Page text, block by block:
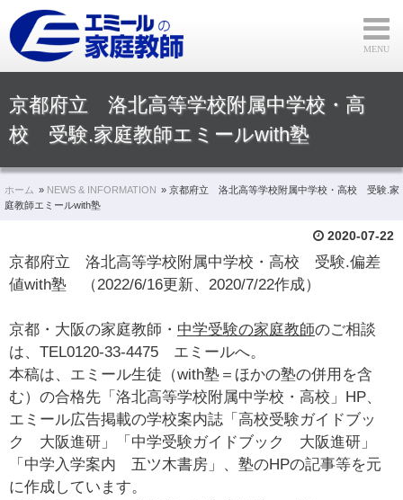
実績50年！家庭教師の実力ブ
MENU
京都府立 洛北高等学校附属中学校・高
校 受験.家庭教師エミールwith塾
ホーム NEWS & INFORMATION
京都府立 洛北高等学校附属中学校・高校 受験.家
庭教師エミールwith塾
2020-07-22
京都府立 洛北高等学校附属中学校・高校 受験.偏差
値with塾 （2022/6/16更新、2020/7/22作成）
京都・大阪の家庭教師・ 中学受験の家庭教師のご相談
は、TEL0120-33-4475 エミールへ。
本稿は、エミール生徒（with塾＝ほかの塾の併用を含
む）の合格先「洛北高等学校附属中学校・高校」HP、
エミール広告掲載の学校案内誌「高校受験ガイドブッ
ク 大阪進研」「中学受験ガイドブック 大阪進研」
「中学入学案内 五ツ木書房」、塾のHPの記事等を元
に作成しています。